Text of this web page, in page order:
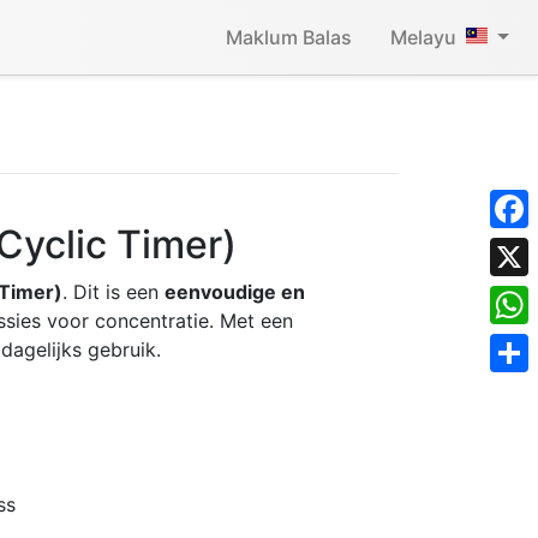
Maklum Balas Melayu
X
Timer)
. Dit is een eenvoudige en
voor concentratie. Met een
gebruik.